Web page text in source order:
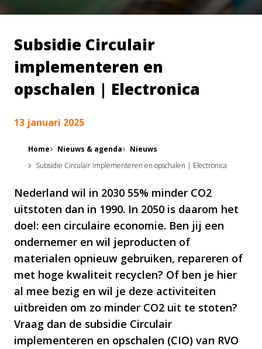
Subsidie Circulair
implementeren en
opschalen | Electronica
13 januari 2025
Home Nieuws & agenda
Nieuws
Subsidie Circulair implementeren en opschalen | Electronica
Nederland wil in 2030 55% minder CO2
uitstoten dan in 1990. In 2050 is daarom het
doel: een circulaire economie. Ben jij een
ondernemer en wil jeproducten of
materialen opnieuw gebruiken, repareren of
met hoge kwaliteit recyclen? Of ben je hier
al mee bezig en wil je deze activiteiten
uitbreiden om zo minder CO2 uit te stoten?
Vraag dan de subsidie Circulair
implementeren en opschalen (CIO) van RVO